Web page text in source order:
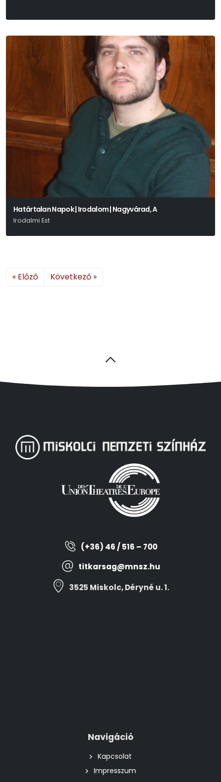
Határtalan Napok | Irodalom | Nagyvárad, A
Irodalmi Est
« Előző Következő »
(+36) 46 / 516 – 700
titkarsag@mnsz.hu
3525 Miskolc, Déryné u. 1.
Navigáció
Kapcsolat
Impresszum